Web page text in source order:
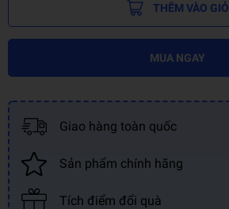
THÊM VÀO GIỎ
MUA NGAY
Giao hàng toàn quốc
Sản phẩm chính hãng
Tích điểm đổi quà